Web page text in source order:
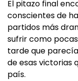
El pitazo final
conscientes de
partidos más
sufrir como
tarde que
de esas victorias
país.